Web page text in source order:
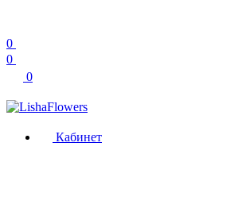
0
0
0
Кабинет